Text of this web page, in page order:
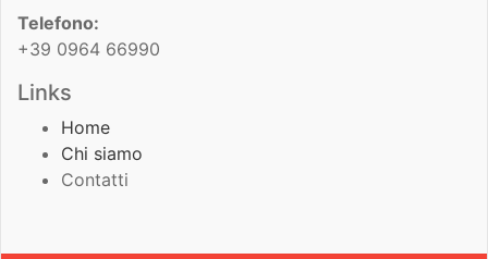
Telefono:
+39 0964 66990
Links
Home
Chi siamo
Contatti